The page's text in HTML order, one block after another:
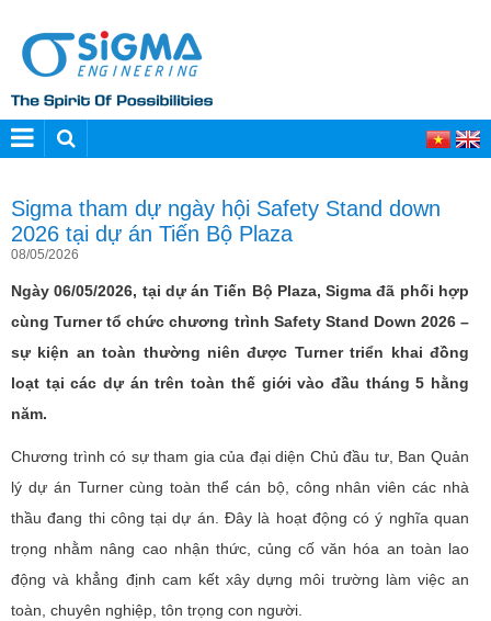
Sigma tham dự ngày hội Safety Stand down
2026 tại dự án Tiến Bộ Plaza
08/05/2026
Ngày 06/05/2026, tại dự án Tiến Bộ Plaza, Sigma đã phối hợp
cùng Turner tổ chức chương trình Safety Stand Down 2026 –
sự kiện an toàn thường niên được Turner triển khai đồng
loạt tại các dự án trên toàn thế giới vào đầu tháng 5 hằng
năm.
Chương trình có sự tham gia của đại diện Chủ đầu tư, Ban Quản
lý dự án Turner cùng toàn thể cán bộ, công nhân viên các nhà
thầu đang thi công tại dự án. Đây là hoạt động có ý nghĩa quan
trọng nhằm nâng cao nhận thức, củng cố văn hóa an toàn lao
động và khẳng định cam kết xây dựng môi trường làm việc an
toàn, chuyên nghiệp, tôn trọng con người.